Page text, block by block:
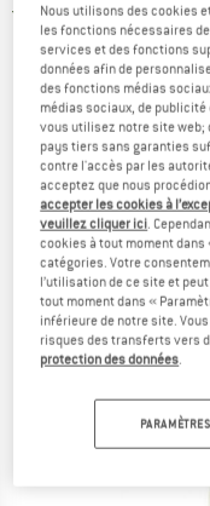
4,5(2)
Nous utilisons des cookies
les fonctions nécessaires
services et des fonctions
données afin de
des fonctions médias
médias sociaux, de
vous utilisez notre site web;
pays tiers sans garanties
contre l'accès par les
acceptez que nous
accepter les cookies à
veuillez cliquer ici.
cookies à tout moment
catégories. Votre
l’utilisation de ce site et
tout moment dans «
inférieure de notre site.
risques des transferts vers
protection des données.
PARAMÈTRES